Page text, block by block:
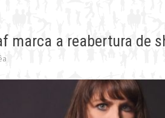
marca a reabertura de